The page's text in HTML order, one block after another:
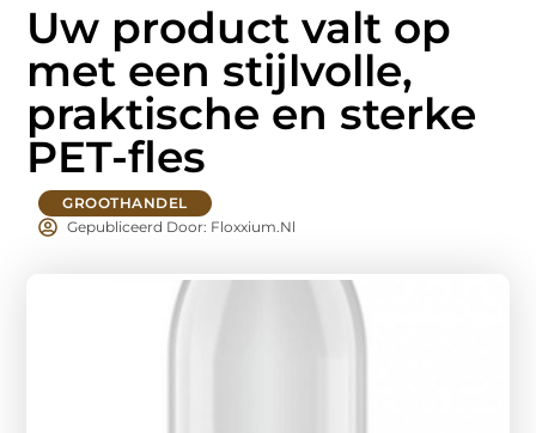
Uw product valt op
met een stijlvolle,
praktische en sterke
PET-fles
GROOTHANDEL
Gepubliceerd Door: Floxxium.nl